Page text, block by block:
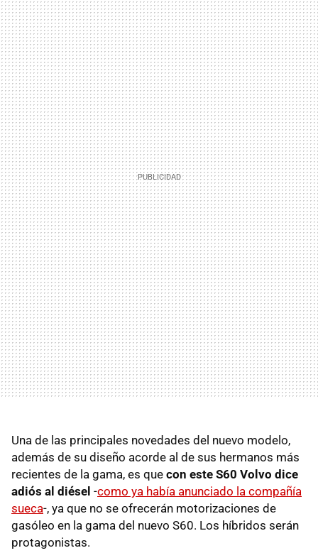
Una de las principales novedades del nuevo modelo,
además de su diseño acorde al de sus hermanos más
recientes de la gama, es que con este S60 Volvo dice
adiós al diésel -como ya había anunciado la compañía
sueca-, ya que no se ofrecerán motorizaciones de
gasóleo en la gama del nuevo S60. Los híbridos serán
protagonistas.